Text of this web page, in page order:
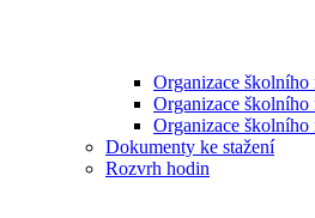
Organizace
Organizace
Organizace
Dokumenty ke stažení
Rozvrh hodin